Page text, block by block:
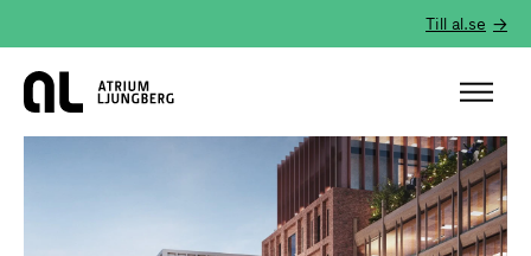
Till al.se
Hem